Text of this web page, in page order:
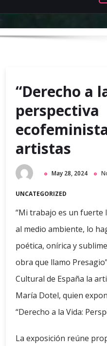
“Derecho a
perspectiva
artistas
May 28, 2024
UNCATEGORIZED
“Mi trabajo es un fuerte
al medio ambiente, lo
poética, onírica y
obra que llamo
Cultural de España la
María Dotel, quien
“Derecho a la Vida:
La exposición reúne